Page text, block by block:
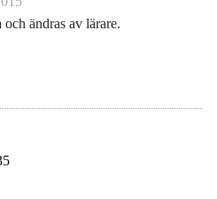
ändras av lärare.